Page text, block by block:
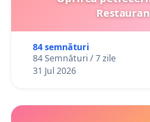
84 semnături
84 Semnături / 7 zile
31 Jul 2026